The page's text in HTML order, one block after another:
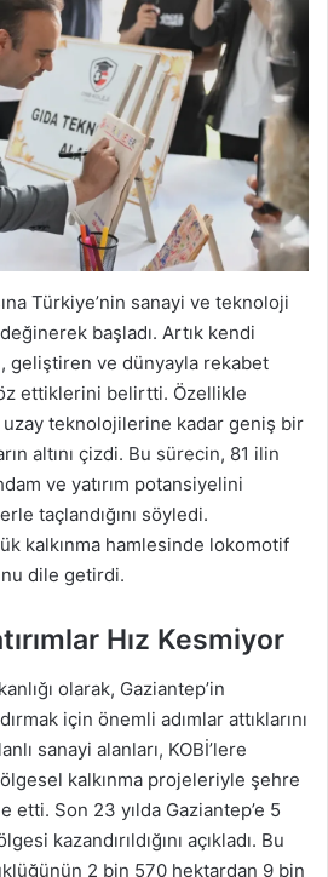
Türkiye’nin sanayi ve teknoloji
başladı. Artık kendi
geliştiren ve dünyayla rekabet
ettiklerini belirtti. Özellikle
teknolojilerine kadar geniş bir
altını çizdi. Bu sürecin, 81 ilin
ve yatırım potansiyelini
taçlandığını söyledi.
kalkınma hamlesinde lokomotif
dile getirdi.
Hız Kesmiyor
olarak, Gaziantep’in
için önemli adımlar attıklarını
sanayi alanları, KOBİ’lere
kalkınma projeleriyle şehre
Son 23 yılda Gaziantep’e 5
kazandırıldığını açıkladı. Bu
2 bin 570 hektardan 9 bin